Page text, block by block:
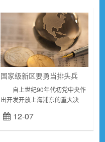
国家级新区要勇当排头兵
自上世纪90年代初党中央作
出开发开放上海浦东的重大决
级新区，到2017年党中央、国务
院决定设立河北雄安新区，我国
12-07